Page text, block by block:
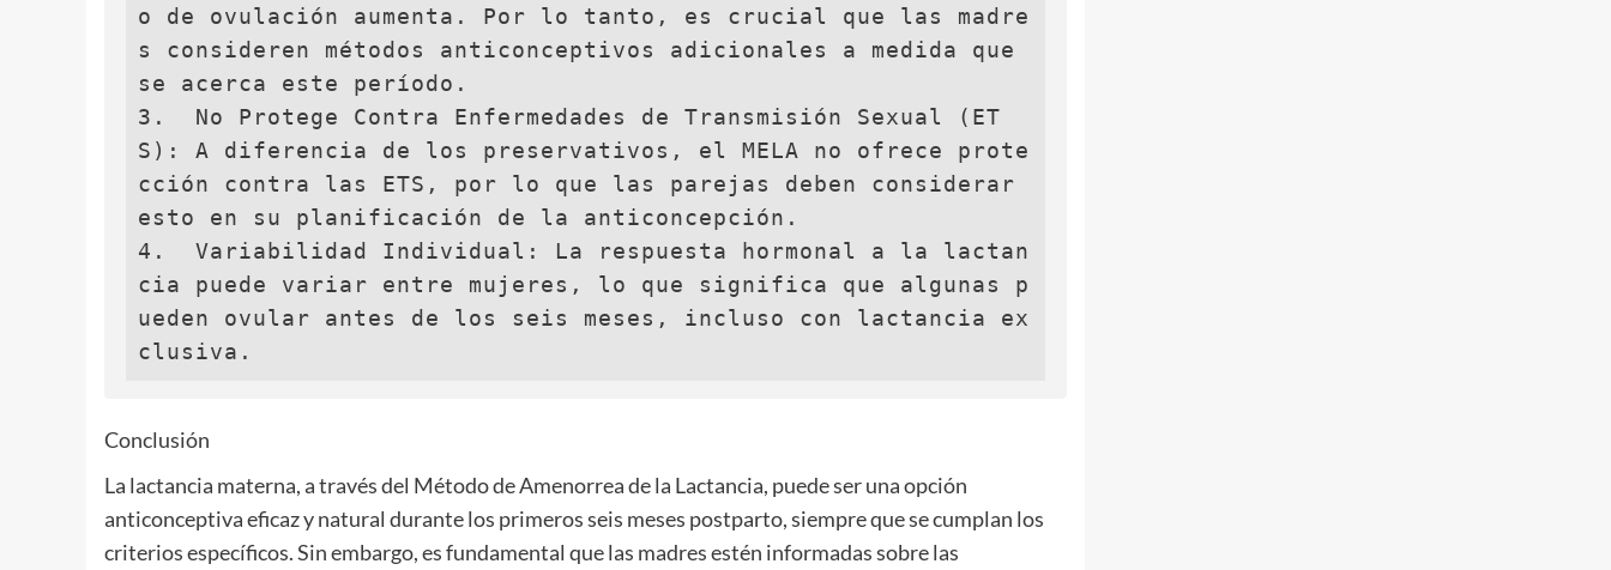
o de ovulación aumenta. Por lo tanto, es crucial que las madre
s consideren métodos anticonceptivos adicionales a medida que
se acerca este período.
3.  No Protege Contra Enfermedades de Transmisión Sexual (ET
S): A diferencia de los preservativos, el MELA no ofrece prote
cción contra las ETS, por lo que las parejas deben considerar
esto en su planificación de la anticoncepción.
4.  Variabilidad Individual: La respuesta hormonal a la lactan
cia puede variar entre mujeres, lo que significa que algunas p
ueden ovular antes de los seis meses, incluso con lactancia ex
clusiva.
Conclusión
La lactancia materna, a través del Método de Amenorrea de la Lactancia, puede ser una opción
anticonceptiva eficaz y natural durante los primeros seis meses postparto, siempre que se cumplan los
criterios específicos. Sin embargo, es fundamental que las madres estén informadas sobre las